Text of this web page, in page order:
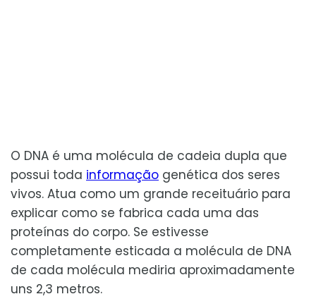
O DNA é uma molécula de cadeia dupla que
possui toda informação genética dos seres
vivos. Atua como um grande receituário para
explicar como se fabrica cada uma das
proteínas do corpo. Se estivesse
completamente esticada a molécula de DNA
de cada molécula mediria aproximadamente
uns 2,3 metros.